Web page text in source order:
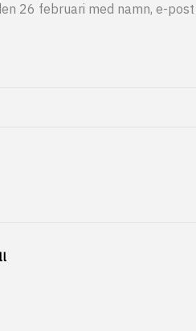
26 februari med namn, e-